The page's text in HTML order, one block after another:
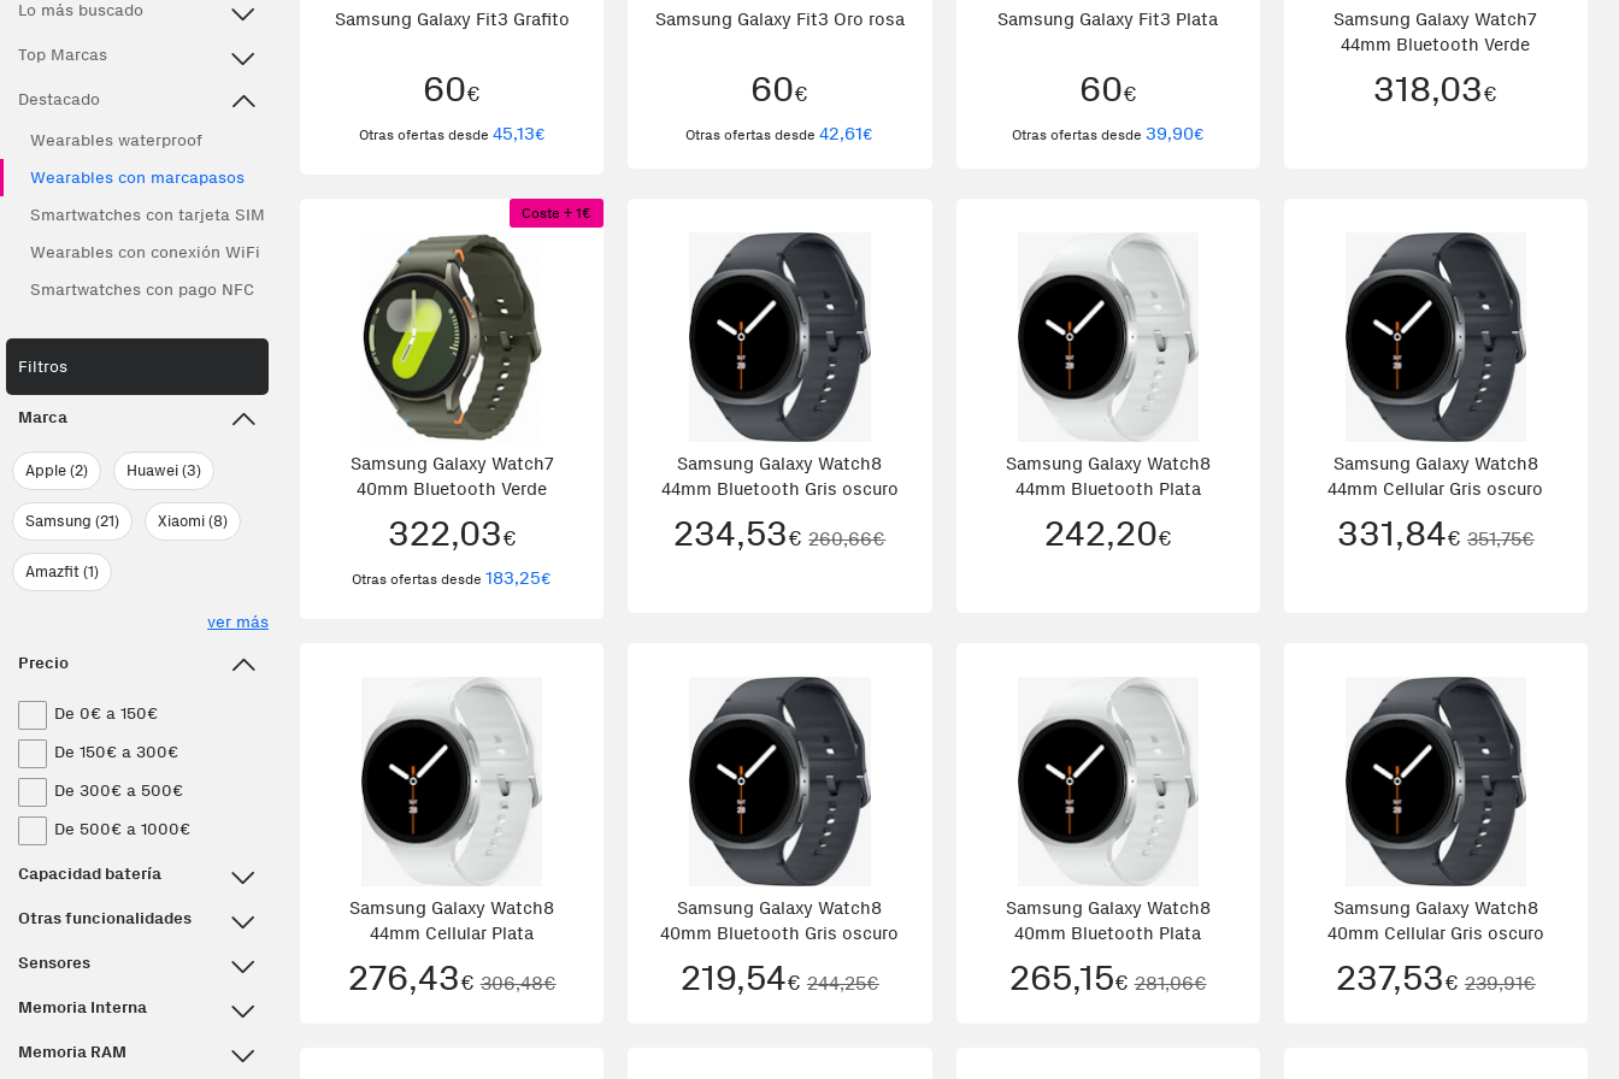
Lo más buscado
Top Marcas
Destacado
Wearables waterproof
Wearables con marcapasos
Smartwatches con tarjeta SIM
Wearables con conexión WiFi
Smartwatches con pago NFC
Filtros
Marca
Apple (2) Huawei (3)
Samsung (21) Xiaomi (8)
Amazfit (1)
ver más
Precio
De 0€ a 150€
De 150€ a 300€
De 300€ a 500€
De 500€ a 1000€
Capacidad batería
Otras funcionalidades
Sensores
Memoria Interna
Memoria RAM
Samsung Galaxy Fit3 Grafito
60€
Otras ofertas desde 45,13€
Samsung Galaxy Fit3 Oro rosa
60€
Otras ofertas desde42,61€
Samsung Galaxy Fit3 Plata
60€
Otras ofertas desde 39,90€
Samsung Galaxy Watch7
44mm Bluetooth Verde
318,03€
Coste + 1€
Samsung Galaxy Watch7
40mm Bluetooth Verde
322,03€
Otras ofertas desde183,25€
Samsung Galaxy Watch8
44mm Bluetooth Gris oscuro
234,53€ 260,66€
Samsung Galaxy Watch8
44mm Bluetooth Plata
242,20€
Samsung Galaxy Watch8
44mm Cellular Gris oscuro
331,84€ 351,75€
Samsung Galaxy Watch8
44mm Cellular Plata
276,43€ 306,48€
Samsung Galaxy Watch8
40mm Bluetooth Gris oscuro
219,54€ 244,25€
Samsung Galaxy Watch8
40mm Bluetooth Plata
265,15€ 281,06€
Samsung Galaxy Watch8
40mm Cellular Gris oscuro
237,53€ 239,91€